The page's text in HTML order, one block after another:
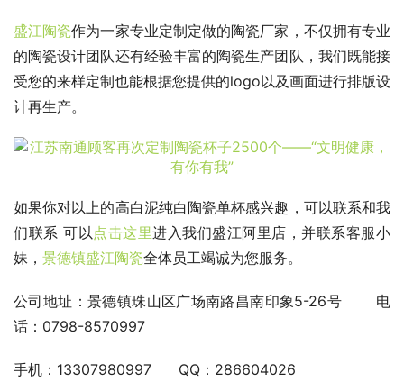
盛江陶瓷作为一家专业定制定做的陶瓷厂家，不仅拥有专业
的陶瓷设计团队还有经验丰富的陶瓷生产团队，我们既能接
受您的来样定制也能根据您提供的logo以及画面进行排版设
计再生产。
如果你对以上的高白泥纯白陶瓷单杯感兴趣，可以联系和我
们联系 可以点击这里进入我们盛江阿里店，并联系客服小
妹， 景德镇盛江陶瓷全体员工竭诚为您服务。
公司地址：景德镇珠山区广场南路昌南印象5-26号       电
话：0798-8570997
手机：13307980997      QQ：286604026